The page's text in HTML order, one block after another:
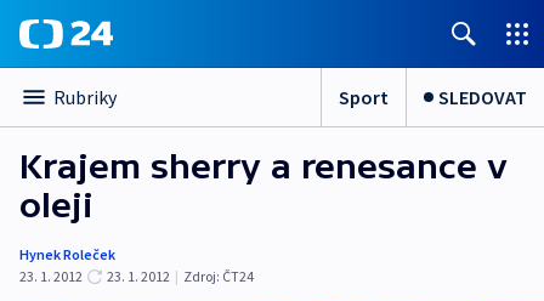
Rubriky Sport SLEDOVAT
Krajem sherry a renesance v
oleji
Hynek Roleček
23. 1. 2012
23. 1. 2012 | Zdroj: ČT24